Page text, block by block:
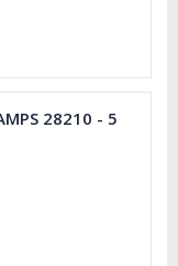
28210 - 5